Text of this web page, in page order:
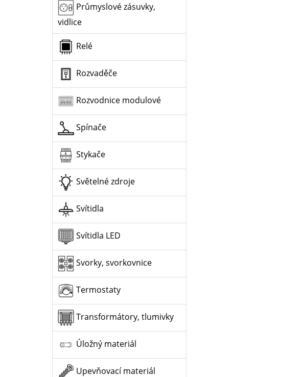
Průmyslové zásuvky,
vidlice
Relé
Rozvaděče
Rozvodnice modulové
Spínače
Stykače
Světelné zdroje
Svítidla
Svítidla LED
Svorky, svorkovnice
Termostaty
Transformátory, tlumivky
Úložný materiál
Upevňovací materiál